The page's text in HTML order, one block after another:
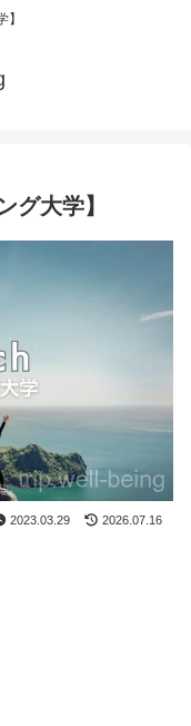
】
グ大学】
2023.03.29 2026.07.16